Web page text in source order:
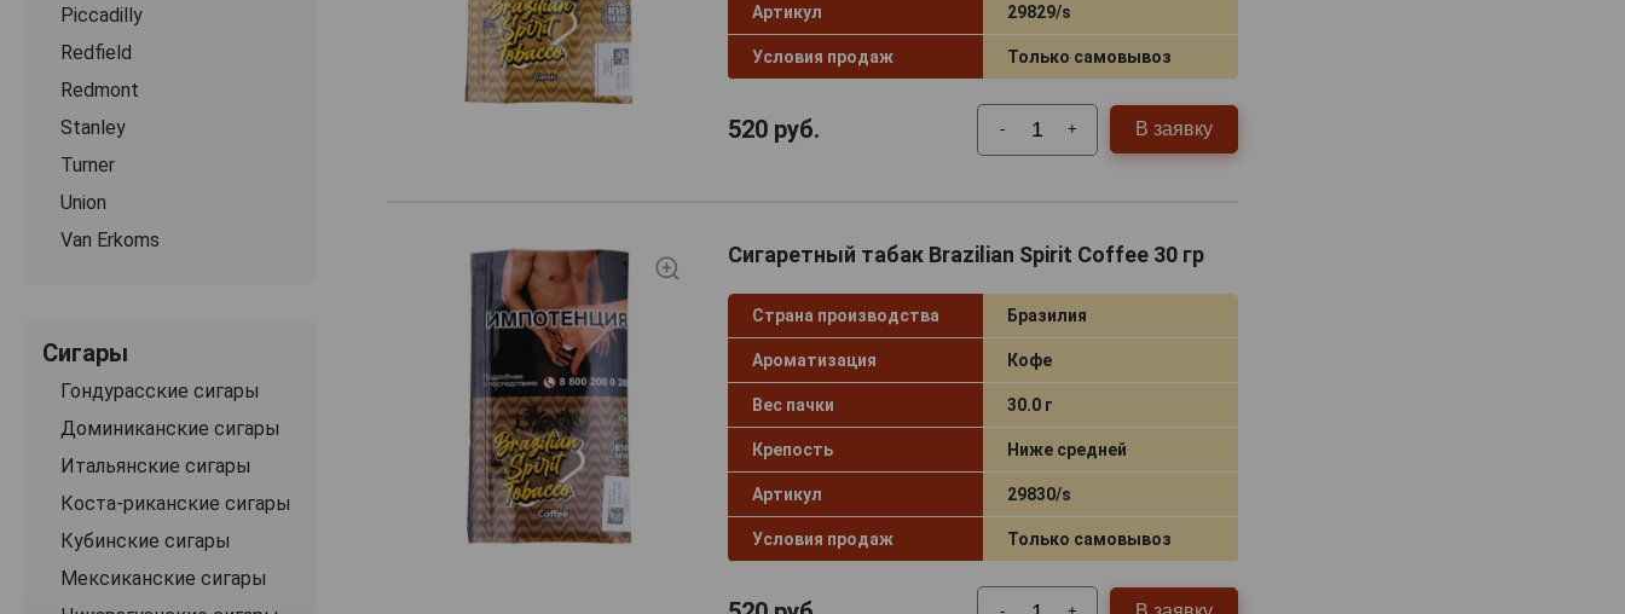
Piccadilly
Redfield
Redmont
Stanley
Turner
Union
Van Erkoms
Сигары
Гондурасские сигары
Доминиканские сигары
Итальянские сигары
Коста-риканские сигары
Кубинские сигары
Мексиканские сигары
Артикул 29829/s
Условия продаж Только самовывоз
520руб. - + В заявку
Сигаретный табак Brazilian Spirit Coffee 30 гр
Страна производства Бразилия
Ароматизация Кофе
Вес пачки 30.0 г
Крепость Ниже средней
Артикул 29830/s
Условия продаж Только самовывоз